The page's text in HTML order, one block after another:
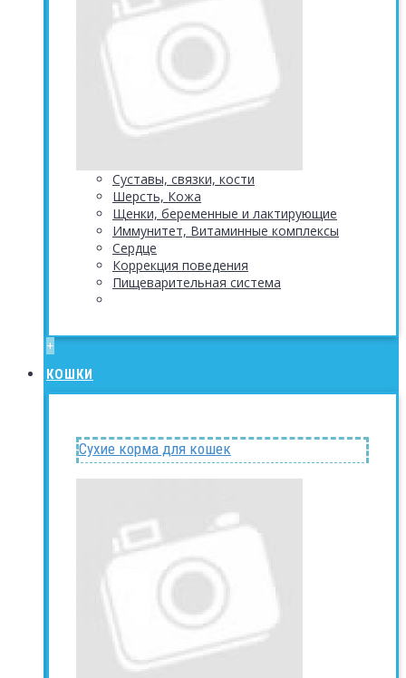
Суставы, связки, кости
Шерсть, Кожа
Щенки, беременные и лактирующие
Иммунитет, Витаминные комплексы
Сердце
Коррекция поведения
Пищеварительная система
+
КОШКИ
Сухие корма для кошек